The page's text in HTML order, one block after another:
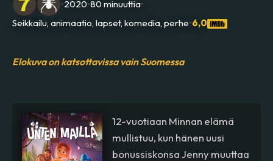
•2020•80 minuuttia•
Seikkailu, animaatio, lapset, komedia, perhe•6,0
Elokuva on katsottavissa vain Suomessa
12-vuotiaan Minnan elämä
mullistuu, kun hänen uusi
bonussiskonsa Jenny muuttaa